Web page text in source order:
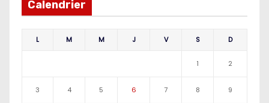
Calendrier
L M M J V S D
1 2
3 4 5 6 7 8 9